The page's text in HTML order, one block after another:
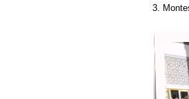
3.